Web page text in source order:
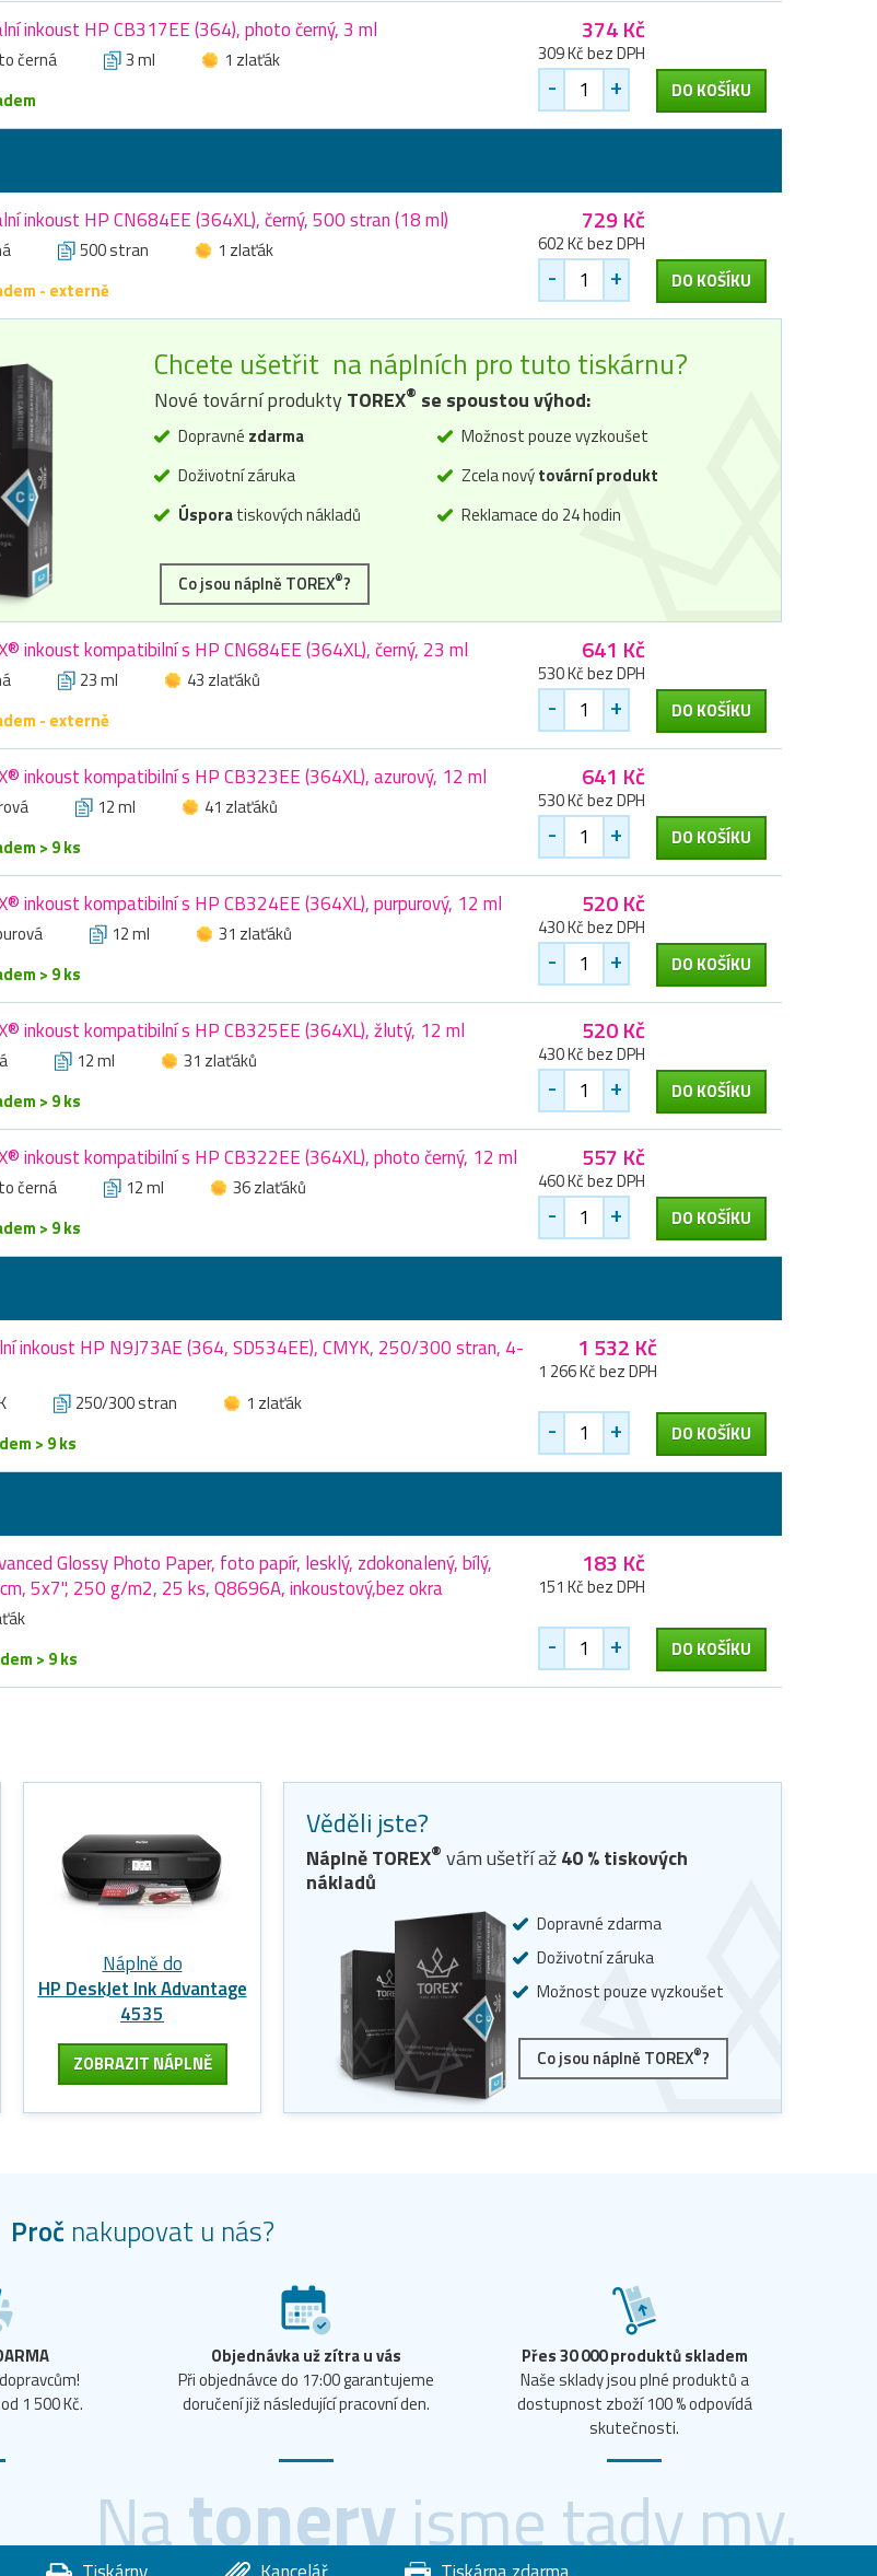
inkoust HP CB317EE (364), photo černý, 3 ml
černá 3 ml
1 zlaťák
374 Kč
309 Kč bez DPH
- + DO KOŠÍKU
inkoust HP CN684EE (364XL), černý, 500 stran (18 ml)
500 stran
1 zlaťák
- externě
729 Kč
602 Kč bez DPH
- + DO KOŠÍKU
Chcete ušetřit na náplních pro tuto tiskárnu?
Nové tovární produktyTOREX® se spoustou výhod:
Dopravné zdarma
Doživotní záruka
Úsporatiskových nákladů
Možnost pouze vyzkoušet
Zcela novýtovární produkt
Reklamace do 24 hodin
Co jsou náplně TOREX®?
inkoust kompatibilní s HP CN684EE (364XL), černý, 23 ml
23 ml
43 zlaťáků
- externě
641 Kč
530 Kč bez DPH
- + DO KOŠÍKU
inkoust kompatibilní s HP CB323EE (364XL), azurový, 12 ml
12 ml
41 zlaťáků
> 9 ks
641 Kč
530 Kč bez DPH
- + DO KOŠÍKU
inkoust kompatibilní s HP CB324EE (364XL), purpurový, 12 ml
12 ml
31 zlaťáků
> 9 ks
520 Kč
430 Kč bez DPH
- + DO KOŠÍKU
inkoust kompatibilní s HP CB325EE (364XL), žlutý, 12 ml
12 ml
31 zlaťáků
> 9 ks
520 Kč
430 Kč bez DPH
- + DO KOŠÍKU
inkoust kompatibilní s HP CB322EE (364XL), photo černý, 12 ml
černá 12 ml
36 zlaťáků
> 9 ks
557 Kč
460 Kč bez DPH
- + DO KOŠÍKU
inkoust HP N9J73AE (364, SD534EE), CMYK, 250/300 stran, 4-
250/300 stran
1 zlaťák
> 9 ks
1 532 Kč
1 266 Kč bez DPH
- + DO KOŠÍKU
Glossy Photo Paper, foto papír, lesklý, zdokonalený, bílý,
5x7", 250 g/m2, 25 ks, Q8696A, inkoustový,bez okra
> 9 ks
183 Kč
151 Kč bez DPH
- + DO KOŠÍKU
Náplně do
HP DeskJet Ink Advantage
4535
ZOBRAZIT NÁPLNĚ
Věděli jste?
Náplně TOREX® vám ušetří až40% tiskových
nákladů
Dopravné zdarma
Doživotní záruka
Možnost pouze vyzkoušet
Co jsou náplně TOREX®?
Proč nakupovat u nás?
1 500 Kč.
Objednávka už zítra u vás
Při objednávce do 17:00 garantujeme
doručení již následující pracovní den.
Přes 30 000 produktů skladem
Naše sklady jsou plné produktů a
dostupnost zboží 100 % odpovídá
skutečnosti.
Natoneryjsme tady my.